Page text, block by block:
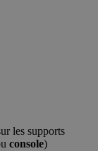
les supports
console)